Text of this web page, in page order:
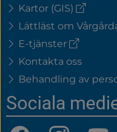
Kartor (GIS) (extern
länk)
Lättläst om
E-tjänster (extern
Kontakta oss
Behandling av
Sociala